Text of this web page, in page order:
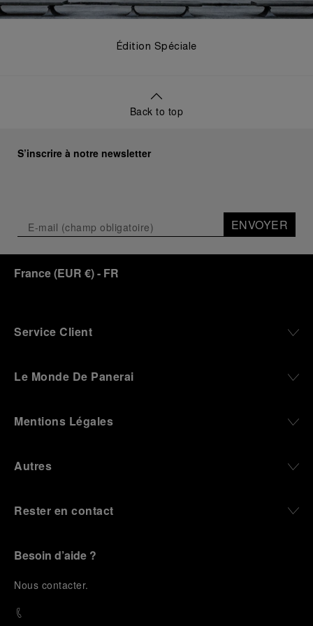
Édition Spéciale
Back to top
S’inscrire à notre newsletter
ENVOYER
France(EUR €)- FR
Service Client
Le Monde De Panerai
Mentions Légales
Autres
Rester en contact
Besoin d’aide ?
Nous contacter.